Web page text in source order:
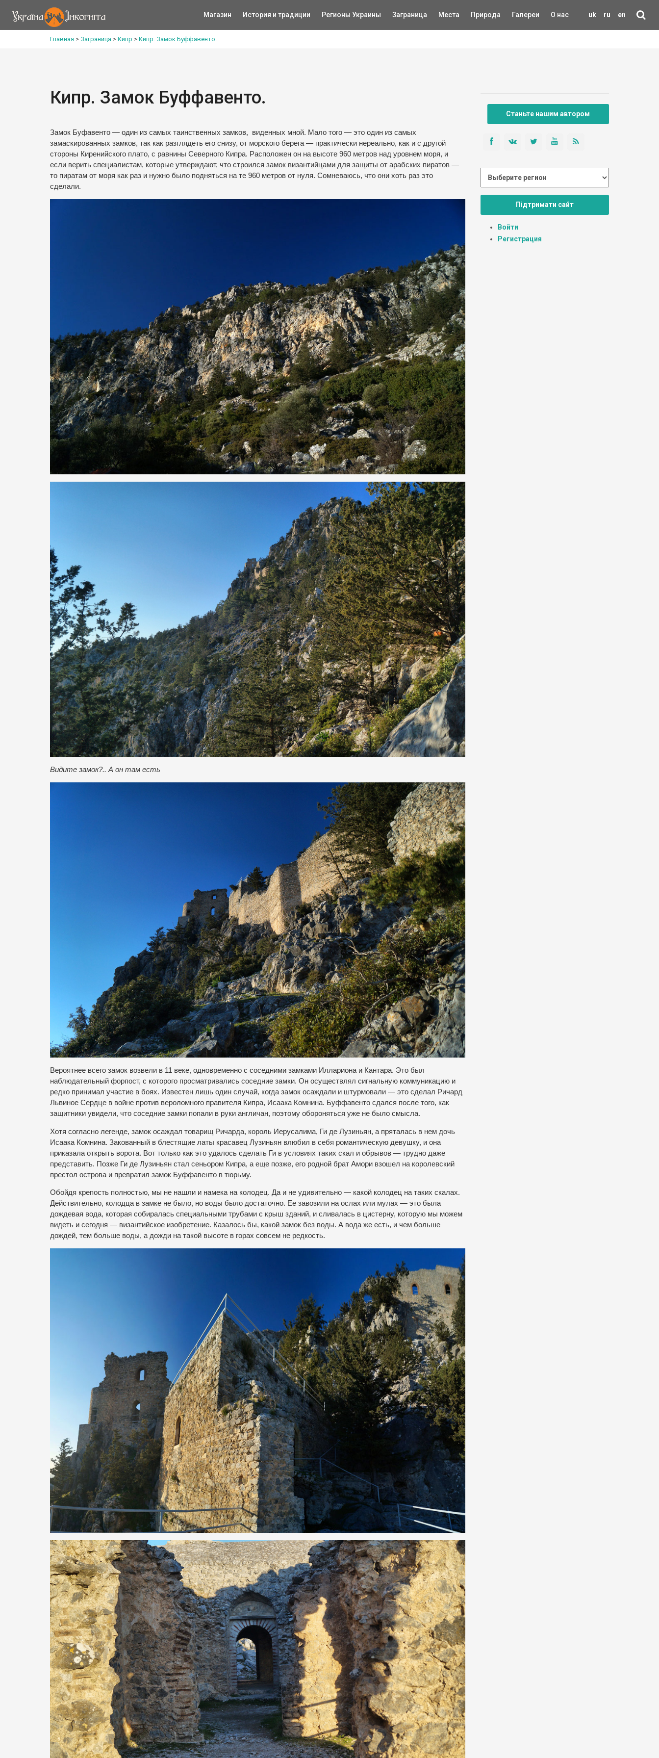
uk ru en
Магазин История и традиции Регионы Украины Заграница Места Природа Галереи О нас
Главная > Заграница > Кипр > Кипр. Замок Буффавенто.
Кипр. Замок Буффавенто.
Замок Буфавенто — один из самых таинственных замков, виденных мной. Мало того — это один из самых
замаскированных замков, так как разглядеть его снизу, от морского берега — практически нереально, как и с другой
стороны Киренийского плато, с равнины Северного Кипра. Расположен он на высоте 960 метров над уровнем моря, и
если верить специалистам, которые утверждают, что строился замок византийцами для защиты от арабских пиратов —
то пиратам от моря как раз и нужно было подняться на те 960 метров от нуля. Сомневаюсь, что они хоть раз это
сделали.
Видите замок?.. А он там есть
Вероятнее всего замок возвели в 11 веке, одновременно с соседними замками Иллариона и Кантара. Это был
наблюдательный форпост, с которого просматривались соседние замки. Он осуществлял сигнальную коммуникацию и
редко принимал участие в боях. Известен лишь один случай, когда замок осаждали и штурмовали — это сделал Ричард
Львиное Сердце в войне против вероломного правителя Кипра, Исаака Комнина. Буффавенто сдался после того, как
защитники увидели, что соседние замки попали в руки англичан, поэтому обороняться уже не было смысла.
Хотя согласно легенде, замок осаждал товарищ Ричарда, король Иерусалима, Ги де Лузиньян, а пряталась в нем дочь
Исаака Комнина. Закованный в блестящие латы красавец Лузиньян влюбил в себя романтическую девушку, и она
приказала открыть ворота. Вот только как это удалось сделать Ги в условиях таких скал и обрывов — трудно даже
представить. Позже Ги де Лузиньян стал сеньором Кипра, а еще позже, его родной брат Амори взошел на королевский
престол острова и превратил замок Буффавенто в тюрьму.
Обойдя крепость полностью, мы не нашли и намека на колодец. Да и не удивительно — какой колодец на таких скалах.
Действительно, колодца в замке не было, но воды было достаточно. Ее завозили на ослах или мулах — это была
дождевая вода, которая собиралась специальными трубами с крыш зданий, и сливалась в цистерну, которую мы можем
видеть и сегодня — византийское изобретение. Казалось бы, какой замок без воды. А вода же есть, и чем больше
дождей, тем больше воды, а дожди на такой высоте в горах совсем не редкость.
Станьте нашим автором
Підтримати сайт
Войти
Регистрация